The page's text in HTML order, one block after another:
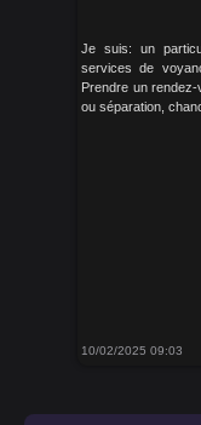
Je suis: un
services de
Prendre un rendez-
ou séparation,
10/02/2025 09:03